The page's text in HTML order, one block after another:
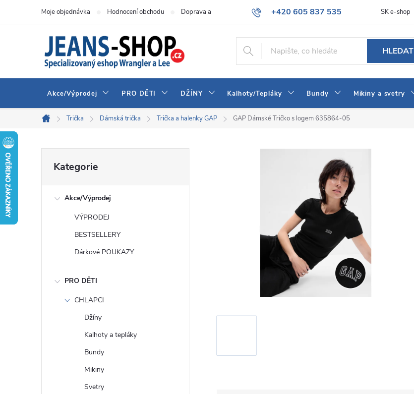
+420 605 837 535
info@jeans-shop.cz
Moje objednávka Hodnocení obchodu Doprava a platba Obchodní podmínky Naše prodejna Blog
SK e-shop
HLEDAT
Akce/Výprodej PRO DĚTI DŽÍNY Kalhoty/Tepláky Bundy Mikiny a svetry
Domů
Trička Dámská trička Trička a halenky GAP GAP Dámské Tričko s logem 635864-05
kategorie
Kategorie
Akce/Výprodej
VÝPRODEJ
BESTSELLERY
Dárkové POUKAZY
PRO DĚTI
CHLAPCI
Džíny
Kalhoty a tepláky
Bundy
Mikiny
Svetry